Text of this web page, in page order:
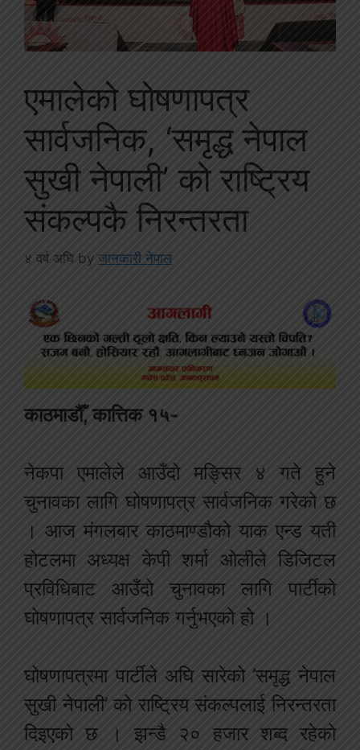
एमालेको घोषणापत्र
सार्वजनिक, ‘समृद्ध नेपाल
सुखी नेपाली’ को राष्ट्रिय
संकल्पकै निरन्तरता
४ वर्ष अघि by जानकारी नेपाल
काठमाडौँ, कात्तिक १५-
नेकपा एमालेले आउँदो मङ्सिर ४ गते हुने
चुनावका लागि घोषणापत्र सार्वजनिक गरेको छ
। आज मंगलबार काठमाण्डौको याक एन्ड यती
होटलमा अध्यक्ष केपी शर्मा ओलीले डिजिटल
प्रविधिबाट आउँदो चुनावका लागि पार्टीको
घोषणापत्र सार्वजनिक गर्नुभएको हो ।
घोषणापत्रमा पार्टीले अघि सारेको ’समृद्ध नेपाल
सुखी नेपाली’ को राष्ट्रिय संकल्पलाई निरन्तरता
दिइएको छ । झन्डै २० हजार शब्द रहेको